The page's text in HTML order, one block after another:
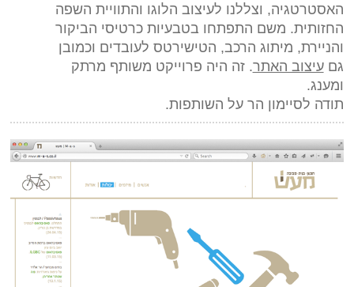
*אנטי ספאם - באיזה כלי תחבורה אני טס (ארבע אותיות)
(חובה)
האסטרטגיה, וצללנו לעיצוב הלוגו והתוויית השפה
החזותית. משם התפתחו בטבעיות כרטיסי הביקור
והניירת, מיתוג הרכב, הטישירטס לעובדים וכמובן
גםעיצוב האתר. זה היה פרוייקט משותף מרתק
ומענג.
תודה לסיימון הר על השותפות.